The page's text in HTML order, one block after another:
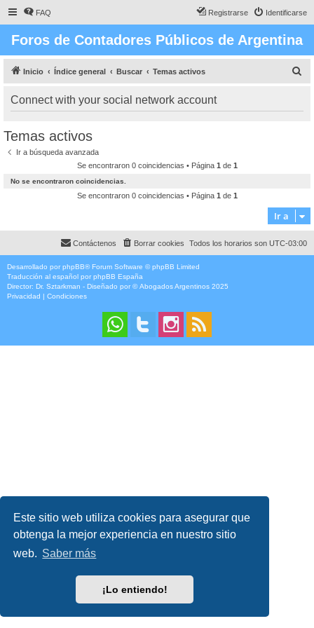
Este sitio web utiliza cookies para asegurar que
obtenga la mejor experiencia en nuestro sitio
web. Saber más
¡Lo entiendo!
FAQ Identificarse
Registrarse
Foros de Contadores Públicos de Argentina
Inicio Índice general Buscar Temas activos
Connect with your social network account
Temas activos
Ir a búsqueda avanzada
Se encontraron 0 coincidencias • Página 1 de 1
No se encontraron coincidencias.
Se encontraron 0 coincidencias • Página 1 de 1
Ir a
Todos los horarios son UTC-03:00
Borrar cookies
Contáctenos
Desarrollado por phpBB® Forum Software © phpBB Limited
Traducción al español por phpBB España
Director: Dr. Sztarkman - Diseñado por ©Abogados Argentinos 2025
Privacidad | Condiciones